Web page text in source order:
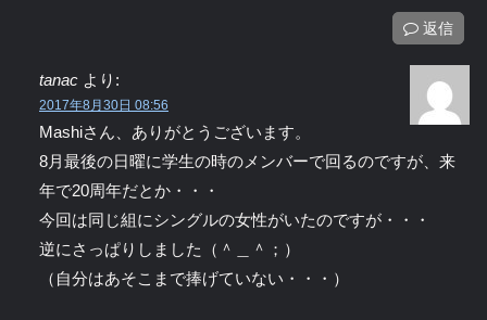
返信
tanac より:
2017年8月30日 08:56
Mashiさん、ありがとうございます。
8月最後の日曜に学生の時のメンバーで回るのですが、来
年で20周年だとか・・・
今回は同じ組にシングルの女性がいたのですが・・・
逆にさっぱりしました（＾＿＾；）
（自分はあそこまで捧げていない・・・）